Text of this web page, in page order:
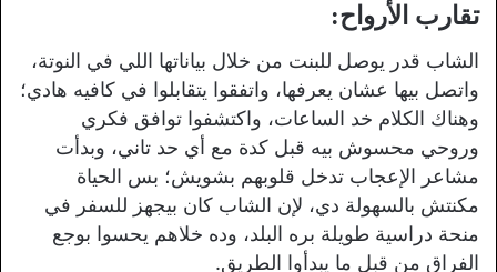
تقارب الأرواح:
الشاب قدر يوصل للبنت من خلال بياناتها اللي في النوتة،
واتصل بيها عشان يعرفها، واتفقوا يتقابلوا في كافيه هادي؛
وهناك الكلام خد الساعات، واكتشفوا توافق فكري
وروحي محسوش بيه قبل كدة مع أي حد تاني، وبدأت
مشاعر الإعجاب تدخل قلوبهم بشويش؛ بس الحياة
مكنتش بالسهولة دي، لإن الشاب كان بيجهز للسفر في
منحة دراسية طويلة بره البلد، وده خلاهم يحسوا بوجع
الفراق من قبل ما يبدأوا الطريق.